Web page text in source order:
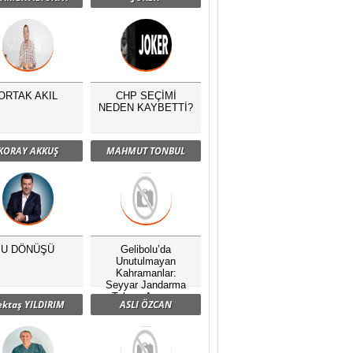
AKIL
CHP SEÇİMİ
NEDEN KAYBETTİ?
AKKUŞ
U DÖNÜŞÜ
MAHMUT TONBUL
Gelibolu’da
Unutulmayan
Kahramanlar:
Seyyar Jandarma
Taburu Anması
YILDIRIM ASLI ÖZCAN